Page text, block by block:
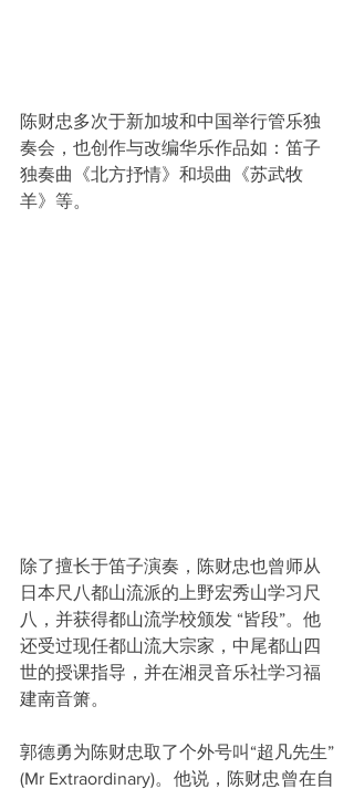
陈财忠多次于新加坡和中国举行管乐独
奏会，也创作与改编华乐作品如：笛子
独奏曲《北方抒情》和埙曲《苏武牧
羊》等。
除了擅长于笛子演奏，陈财忠也曾师从
日本尺八都山流派的上野宏秀山学习尺
八，并获得都山流学校颁发 “皆段”。他
还受过现任都山流大宗家，中尾都山四
世的授课指导，并在湘灵音乐社学习福
建南音箫。
郭德勇为陈财忠取了个外号叫“超凡先生”
(Mr Extraordinary)。他说，陈财忠曾在自